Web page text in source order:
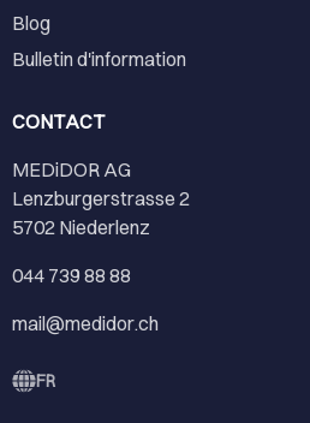
Blog
Bulletin d'information
CONTACT
MEDiDOR AG
Lenzburgerstrasse 2
5702 Niederlenz
044 739 88 88
mail@medidor.ch
FR